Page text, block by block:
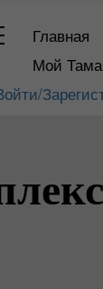
Главная
Мой